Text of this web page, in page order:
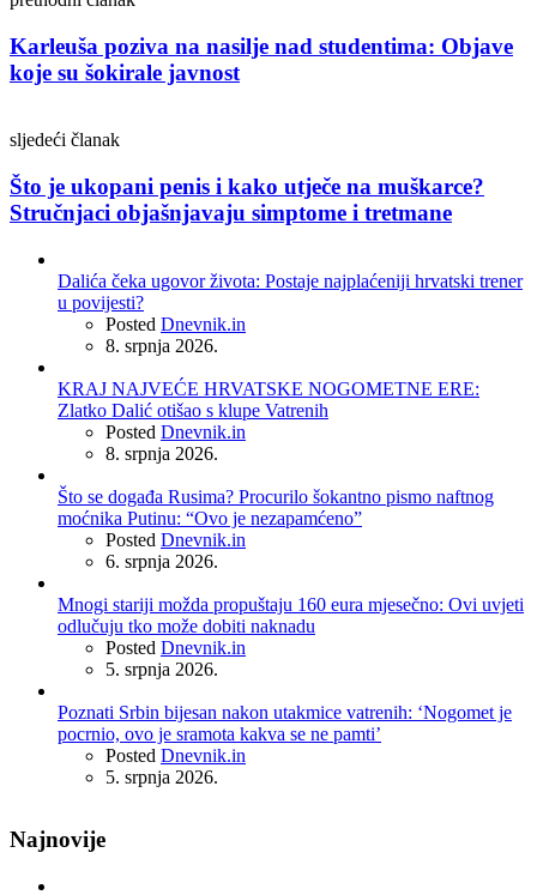
Karleuša poziva na nasilje nad studentima: Objave
koje su šokirale javnost
sljedeći članak
Što je ukopani penis i kako utječe na muškarce?
Stručnjaci objašnjavaju simptome i tretmane
Dalića čeka ugovor života: Postaje najplaćeniji hrvatski trener
u povijesti?
Posted Dnevnik.in
8. srpnja 2026.
KRAJ NAJVEĆE HRVATSKE NOGOMETNE ERE:
Zlatko Dalić otišao s klupe Vatrenih
Posted Dnevnik.in
8. srpnja 2026.
Što se događa Rusima? Procurilo šokantno pismo naftnog
moćnika Putinu: “Ovo je nezapamćeno”
Posted Dnevnik.in
6. srpnja 2026.
Mnogi stariji možda propuštaju 160 eura mjesečno: Ovi uvjeti
odlučuju tko može dobiti naknadu
Posted Dnevnik.in
5. srpnja 2026.
Poznati Srbin bijesan nakon utakmice vatrenih: ‘Nogomet je
pocrnio, ovo je sramota kakva se ne pamti’
Posted Dnevnik.in
5. srpnja 2026.
Najnovije